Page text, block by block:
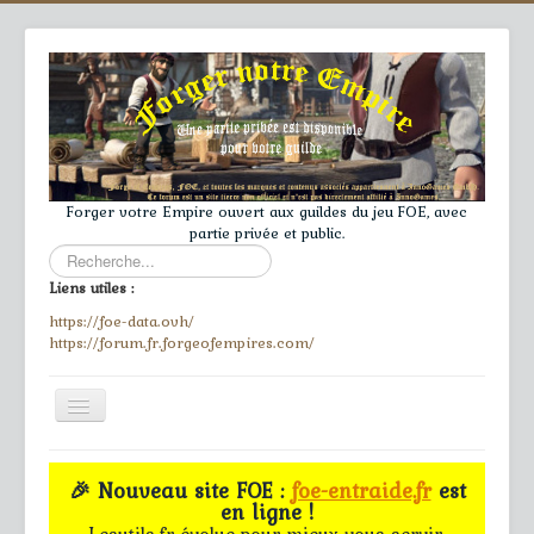
Forger votre Empire ouvert aux guildes du jeu FOE, avec
partie privée et public.
Rechercher
Liens utiles :
https://foe-data.ovh/
https://forum.fr.forgeofempires.com/
Toggle
Navigation
≡
Accueil
🎉 Nouveau site FOE :foe-entraide.frest
en ligne !